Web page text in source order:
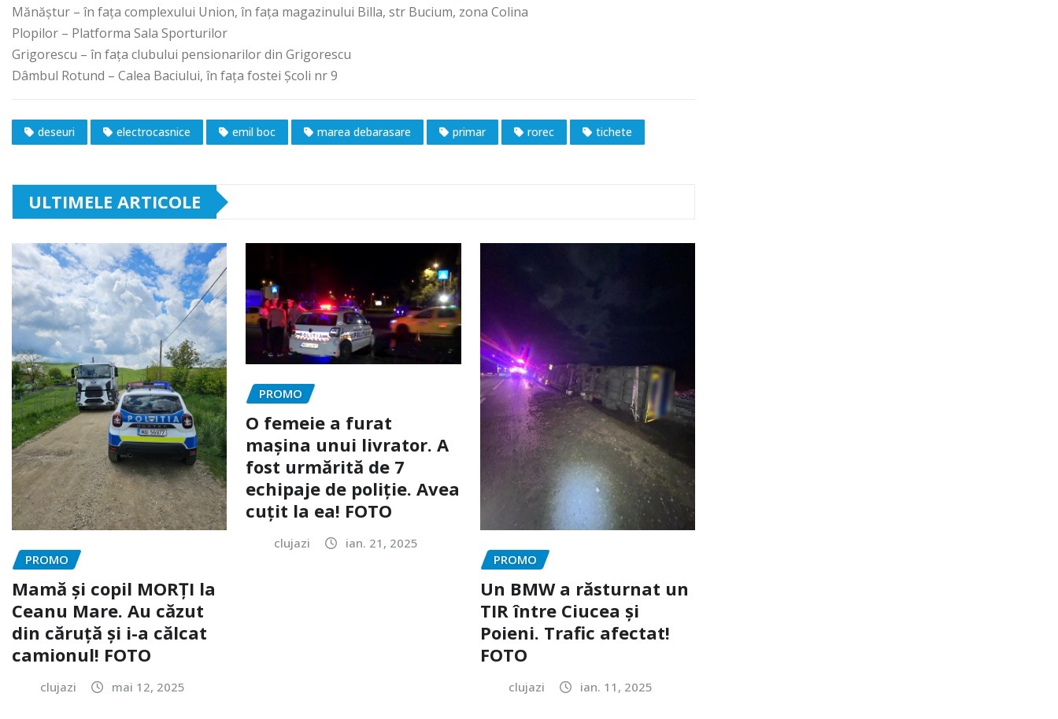
Mănăștur – în fața complexului Union, în fața magazinului Billa, str Bucium, zona Colina
Plopilor – Platforma Sala Sporturilor
Grigorescu – în fața clubului pensionarilor din Grigorescu
Dâmbul Rotund – Calea Baciului, în fața fostei Școli nr 9
deseuri electrocasnice emil boc marea debarasare primar rorec tichete
ULTIMELE ARTICOLE
PROMO
Mamă și copil MORȚI la
Ceanu Mare. Au căzut
din căruță și i-a călcat
camionul! FOTO
clujazi mai 12, 2025
PROMO
O femeie a furat
mașina unui livrator. A
fost urmărită de 7
echipaje de poliție. Avea
cuțit la ea! FOTO
clujazi
ian. 21, 2025
PROMO
Un BMW a răsturnat un
TIR între Ciucea și
Poieni. Trafic afectat!
FOTO
clujazi ian. 11, 2025